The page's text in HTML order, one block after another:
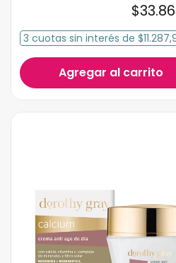
$33.
3 cuotas sin interés de
Agregar al carrito